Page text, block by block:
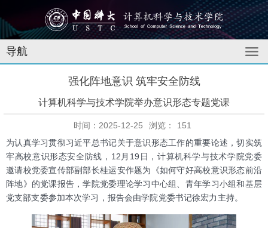
导航
强化阵地意识 筑牢安全防线
计算机科学与技术学院举办意识形态专题党课
时间：2025-12-25 浏览：
151
为认真学习贯彻习近平总书记关于意识形态工作的重要论述，切实筑
牢高校意识形态安全防线，12月19日，计算机科学与技术学院党委
邀请校党委宣传部副部长桂运安作题为《如何守好高校意识形态前沿
阵地》的党课报告，学院党委理论学习中心组、青年学习小组和基层
党支部支委参加本次学习，报告会由学院党委书记徐宏力主持。